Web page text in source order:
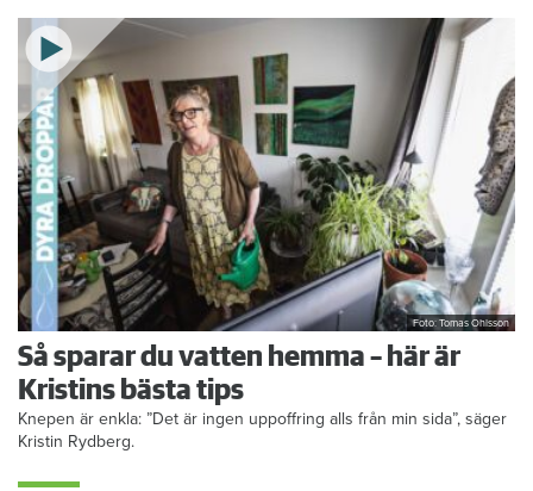
Foto: Tomas Ohlsson
Så sparar du vatten hemma – här är
Kristins bästa tips
Knepen är enkla: ”Det är ingen uppoffring alls från min sida”, säger
Kristin Rydberg.